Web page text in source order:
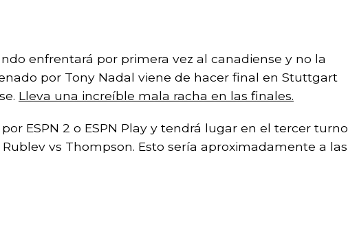
enfrentará por primera vez al canadiense y no la
por Tony Nadal viene de hacer final en Stuttgart
Lleva una increíble mala racha en las finales.
ESPN 2 o ESPN Play y tendrá lugar en el tercer turno
vs Thompson. Esto sería aproximadamente a las